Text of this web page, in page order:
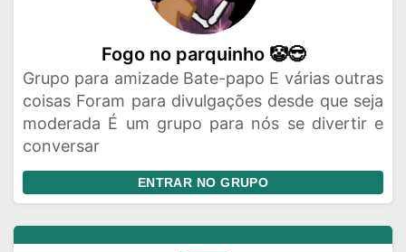
Fogo no parquinho 🤡😎
Grupo para amizade Bate-papo E várias outras
coisas Foram para divulgações desde que seja
moderada É um grupo para nós se divertir e
conversar
ENTRAR NO GRUPO